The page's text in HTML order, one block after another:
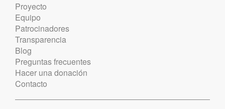
Proyecto
Equipo
Patrocinadores
Transparencia
Blog
Preguntas frecuentes
Hacer una donación
Contacto